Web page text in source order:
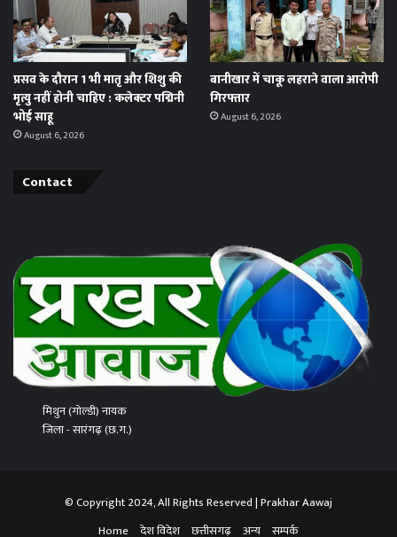
प्रसव के दौरान 1 भी मातृ और शिशु की
मृत्यु नहीं होनी चाहिए : कलेक्टर पद्मिनी
भोई साहू
August 6, 2026
बानीखार में चाकू लहराने वाला आरोपी
गिरफ्तार
August 6, 2026
Contact
मिथुन (गोल्डी) नायक
जिला - सारंगढ़ (छ.ग.)
© Copyright 2024, All Rights Reserved | Prakhar Aawaj
Home देश विदेश छत्तीसगढ़ अन्य सम्पर्क